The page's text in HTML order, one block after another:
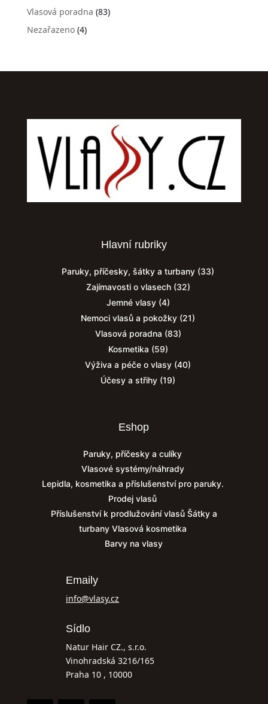
Vlasová poradna (83)
Nezařazeno(4)
Hlavní rubriky
Paruky, příčesky, šátky a turbany (33)
Zajímavosti o vlasech(32)
Jemné vlasy(4)
Nemoci vlasů a pokožky (21)
Vlasová poradna (83)
Kosmetika (59)
Výživa a péče o vlasy (40)
Účesy a střihy (19)
Eshop
Paruky, příčesky a culíky
Vlasové systémy/náhrady
Lepidla, kosmetika a příslušenství pro paruky.
Prodej vlasů
Příslušenství k prodlužování vlasů Šátky a
turbany Vlasová kosmetika
Barvy na vlasy
Emaily
info@vlasy.cz
Sídlo
Natur Hair CZ., s.r.o.
Vinohradská 3216/165
Praha 10 , 10000